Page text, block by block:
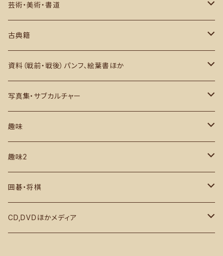
俳句・川柳・歌集など
西洋文学
アジアほか
研究・評論ほか
日本語学
英語学
その他
芸術・美術・書道
芸術史・評論・解説
美術・図録・画集・作品集
書道・中文書
芸術写真集・作品集
建築関係
デザイン・ファッション
古典籍
和本・写本ほか
古地図・1枚もの ほか
資料（戦前・戦後）パンフ、絵葉書ほか
日本国内
国外・外地
写真集・サブカルチャー
グラビア・アイドル
サブカルチャー
絶版漫画・コミック雑誌など
1970～各種雑誌
趣味
カメラ・写真
音楽・映画・芸能 ほか
鉄道、船舶関係、車、航空機ほか
趣味2
各種スポーツ 野球 相撲 格闘技ほか
コンピューター IT関係
囲碁・将棋
囲碁
CD,DVDほかメディア